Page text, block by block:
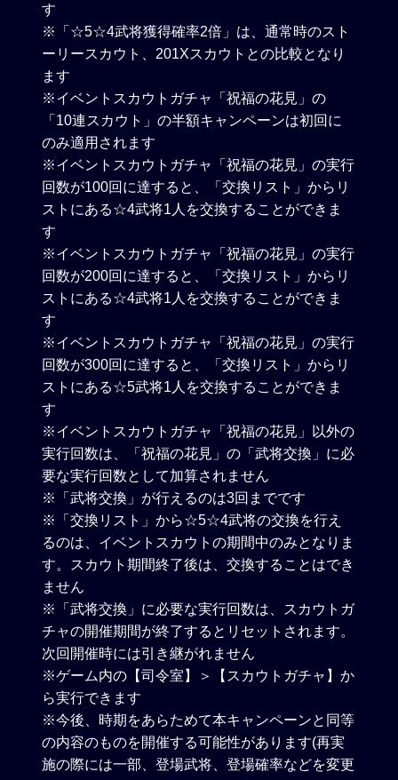
す
※「☆5☆4武将獲得確率2倍」は、通常時のスト
ーリースカウト、201Xスカウトとの比較となり
ます
※イベントスカウトガチャ「祝福の花見」の
「10連スカウト」の半額キャンペーンは初回に
のみ適用されます
※イベントスカウトガチャ「祝福の花見」の実行
回数が100回に達すると、「交換リスト」からリ
ストにある☆4武将1人を交換することができま
す
※イベントスカウトガチャ「祝福の花見」の実行
回数が200回に達すると、「交換リスト」からリ
ストにある☆4武将1人を交換することができま
す
※イベントスカウトガチャ「祝福の花見」の実行
回数が300回に達すると、「交換リスト」からリ
ストにある☆5武将1人を交換することができま
す
※イベントスカウトガチャ「祝福の花見」以外の
実行回数は、「祝福の花見」の「武将交換」に必
要な実行回数として加算されません
※「武将交換」が行えるのは3回までです
※「交換リスト」から☆5☆4武将の交換を行え
るのは、イベントスカウトの期間中のみとなりま
す。スカウト期間終了後は、交換することはでき
ません
※「武将交換」に必要な実行回数は、スカウトガ
チャの開催期間が終了するとリセットされます。
次回開催時には引き継がれません
※ゲーム内の【司令室】＞【スカウトガチャ】か
ら実行できます
※今後、時期をあらためて本キャンペーンと同等
の内容のものを開催する可能性があります(再実
施の際には一部、登場武将、登場確率などを変更